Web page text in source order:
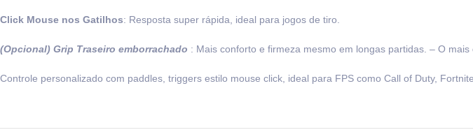
Click Mouse nos Gatilhos: Resposta super rápida, ideal para jogos de tiro.
(Opcional) Grip Traseiro emborrachado : Mais conforto e firmeza mesmo em longas partidas. – O
Controle personalizado com paddles, triggers estilo mouse click, ideal para FPS como Call of Duty,